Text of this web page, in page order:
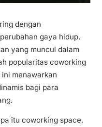
dengan
gaya hidup.
yang muncul dalam
popularitas coworking
menawarkan
bagi para
itu coworking space,